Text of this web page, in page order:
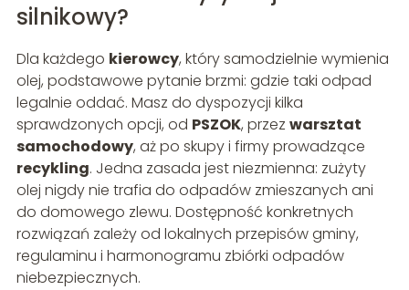
silnikowy?
Dla każdego kierowcy, który samodzielnie wymienia
olej, podstawowe pytanie brzmi: gdzie taki odpad
legalnie oddać. Masz do dyspozycji kilka
sprawdzonych opcji, od PSZOK, przez warsztat
samochodowy, aż po skupy i firmy prowadzące
recykling. Jedna zasada jest niezmienna: zużyty
olej nigdy nie trafia do odpadów zmieszanych ani
do domowego zlewu. Dostępność konkretnych
rozwiązań zależy od lokalnych przepisów gminy,
regulaminu i harmonogramu zbiórki odpadów
niebezpiecznych.